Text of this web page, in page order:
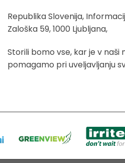
Republika Slovenija,
Zaloška 59, 1000 Ljubljana,
Storili bomo vse, kar je v naši
pomagamo pri uveljavljanju